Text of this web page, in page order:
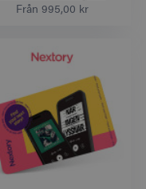
Från 995,00 kr